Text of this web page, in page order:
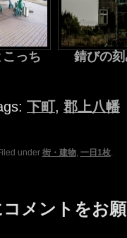
っち 錆びの
下町, 郡上八幡
under 街・建物, 一日1枚.
メントをお